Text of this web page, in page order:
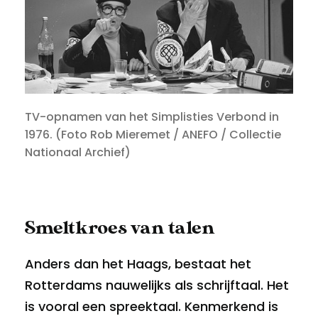
TV-opnamen van het Simplisties Verbond in
1976. (Foto Rob Mieremet / ANEFO / Collectie
Nationaal Archief)
Smeltkroes van talen
Anders dan het Haags, bestaat het
Rotterdams nauwelijks als schrijftaal. Het
is vooral een spreektaal. Kenmerkend is